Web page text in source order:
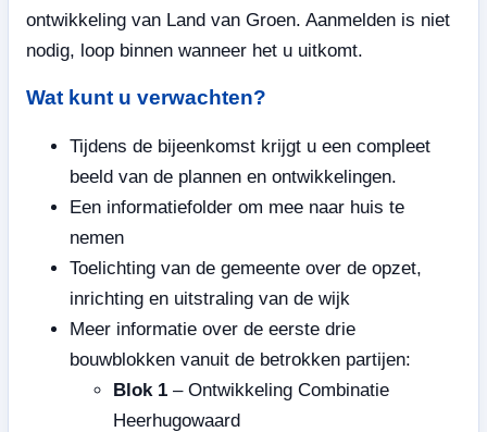
ontwikkeling van Land van Groen. Aanmelden is niet
nodig, loop binnen wanneer het u uitkomt.
Wat kunt u verwachten?
Tijdens de bijeenkomst krijgt u een compleet
beeld van de plannen en ontwikkelingen.
Een informatiefolder om mee naar huis te
nemen
Toelichting van de gemeente over de opzet,
inrichting en uitstraling van de wijk
Meer informatie over de eerste drie
bouwblokken vanuit de betrokken partijen:
Blok 1 – Ontwikkeling Combinatie
Heerhugowaard